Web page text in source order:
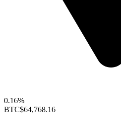
0.16%
BTC$64,768.16